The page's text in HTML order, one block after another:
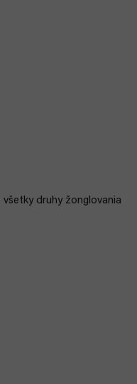
druhy žonglovania